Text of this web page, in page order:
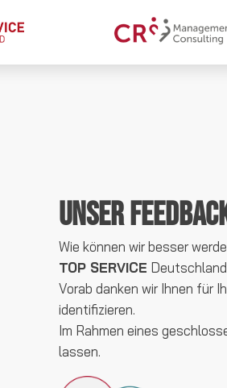
Unser
Wie können wir besser
TOP SERVICE
Vorab danken wir Ihnen für
identifizieren.
Im Rahmen eines
lassen.